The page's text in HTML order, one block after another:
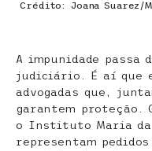
Crédito: Joana Suarez/
A impunidade passa
judiciário. É aí que
advogadas que,
garantem proteção.
o Instituto Maria da
representam